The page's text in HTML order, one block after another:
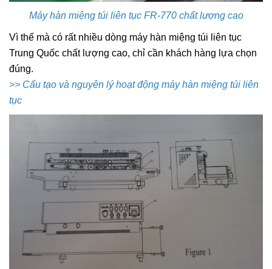
Máy hàn miệng túi liên tục FR-770 chất lượng cao
Vì thế mà có rất nhiều dòng máy hàn miệng túi liên tục
Trung Quốc chất lượng cao, chỉ cần khách hàng lựa chọn
đúng.
>> Cấu tạo và nguyên lý hoạt động máy hàn miệng túi liên
tục